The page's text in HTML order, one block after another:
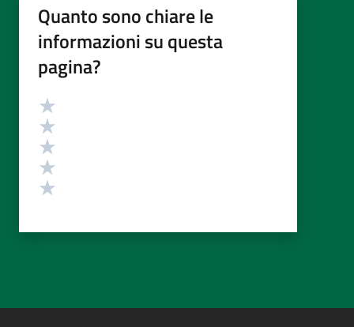
Quanto sono chiare le
informazioni su questa
pagina?
Valutazione